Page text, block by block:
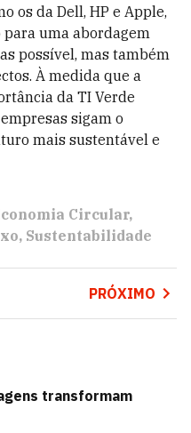
os da Dell, HP e Apple,
uma abordagem
possível, mas também
À medida que a
da TI Verde
sigam o
mais sustentável e
Circular
Sustentabilidade
PRÓXIMO
transformam